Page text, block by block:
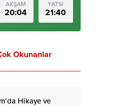
AKŞAM
20:04
YATSI
21:40
Okunanlar
Hikaye ve